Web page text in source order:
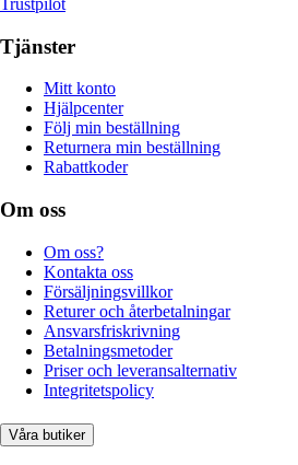
Trustpilot
Tjänster
Mitt konto
Hjälpcenter
Följ min beställning
Returnera min beställning
Rabattkoder
Om oss
Om oss?
Kontakta oss
Försäljningsvillkor
Returer och återbetalningar
Ansvarsfriskrivning
Betalningsmetoder
Priser och leveransalternativ
Integritetspolicy
Våra butiker